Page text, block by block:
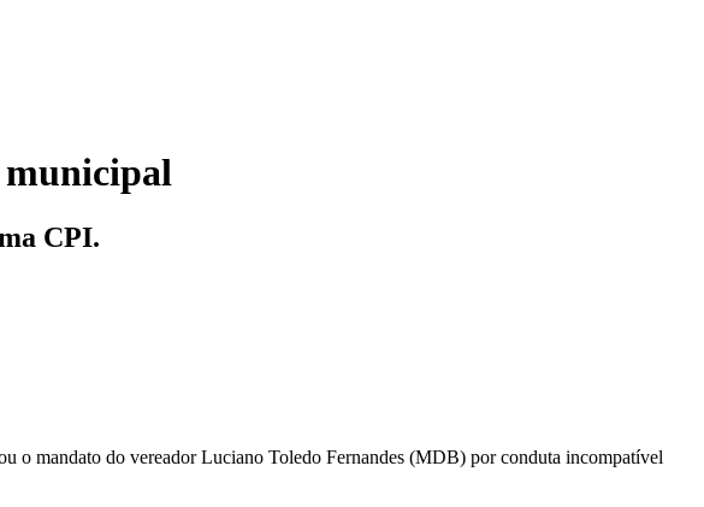
municipal
CPI.
o mandato do vereador Luciano Toledo Fernandes (MDB) por conduta incompatível